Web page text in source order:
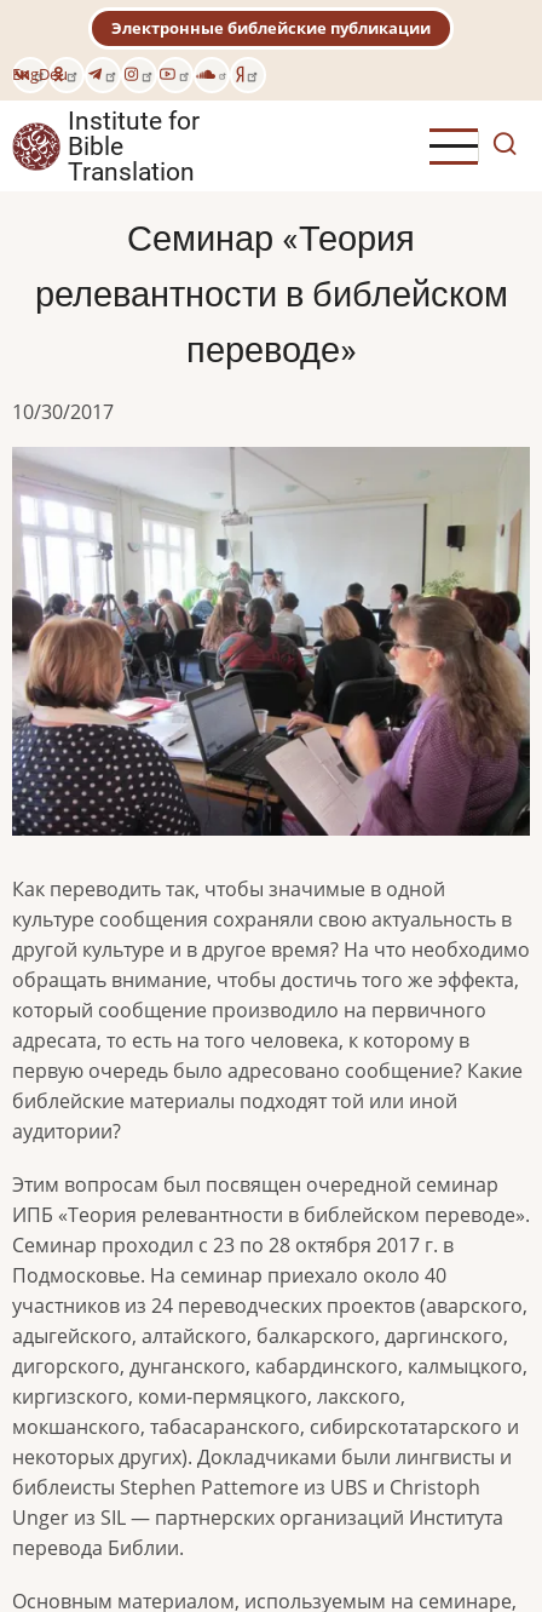
main
content
EngDeu
Электронные библейские публикации
Institute for
Bible
Translation
Семинар «Теория
релевантности в библейском
переводе»
10/30/2017
Как переводить так, чтобы значимые в одной
культуре сообщения сохраняли свою актуальность в
другой культуре и в другое время? На что необходимо
обращать внимание, чтобы достичь того же эффекта,
который сообщение производило на первичного
адресата, то есть на того человека, к которому в
первую очередь было адресовано сообщение? Какие
библейские материалы подходят той или иной
аудитории?
Этим вопросам был посвящен очередной семинар
ИПБ «Теория релевантности в библейском переводе».
Семинар проходил с 23 по 28 октября 2017 г. в
Подмосковье. На семинар приехало около 40
участников из 24 переводческих проектов (аварского,
адыгейского, алтайского, балкарского, даргинского,
дигорского, дунганского, кабардинского, калмыцкого,
киргизского, коми-пермяцкого, лакского,
мокшанского, табасаранского, сибирскотатарского и
некоторых других). Докладчиками были лингвисты и
библеисты Stephen Pattemore из UBS и Christoph
Unger из SIL — партнерских организаций Института
перевода Библии.
Основным материалом, используемым на семинаре,